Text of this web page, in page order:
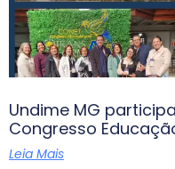
Undime MG participa
Congresso
Leia Mais